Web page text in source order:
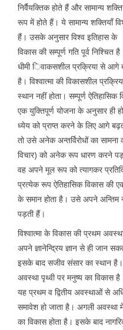
निर्वैयक्तिक होते हैं और सामान्य
रूप में होते हैं। ये सामान्य शक्तियाँ
हैं। उसके अनुसार विश्व इतिहास के
विकास की सम्पूर्ण गति पूर्व निश्चित
धीमी िवाकसशील प्रक्रिया से आगे
है। विश्वात्मा की विकासशील
स्थान नहीं होता। सम्पूर्ण ऐतिहासिक
एक युक्तिपूर्ण योजना के अनुसार ही
ध्येय को प्राप्त करने के लिए आगे
तो उसे अनेक अन्तर्विरोधों का सामना
विचार) को अनेक रूप धारण करने
वह अपने मूल रूप को त्यागकर
प्रत्येक रूप ऐतिहासिक विकास की
के समान होता है। उसे अपने
पड़ती हैं।
विश्वात्मा के विकास की प्रथम
अपने ज्ञानेन्द्रिय ज्ञान से ही जान
इसके बाद सजीव संसार का स्थान
अवस्था पृथ्वी पर मनुष्य का विकास
यह प्रथम व द्वितीय अवस्थाओं से
समावेश हो जाता है। अगली अवस्था में
का विकास होता है। इसके बाद